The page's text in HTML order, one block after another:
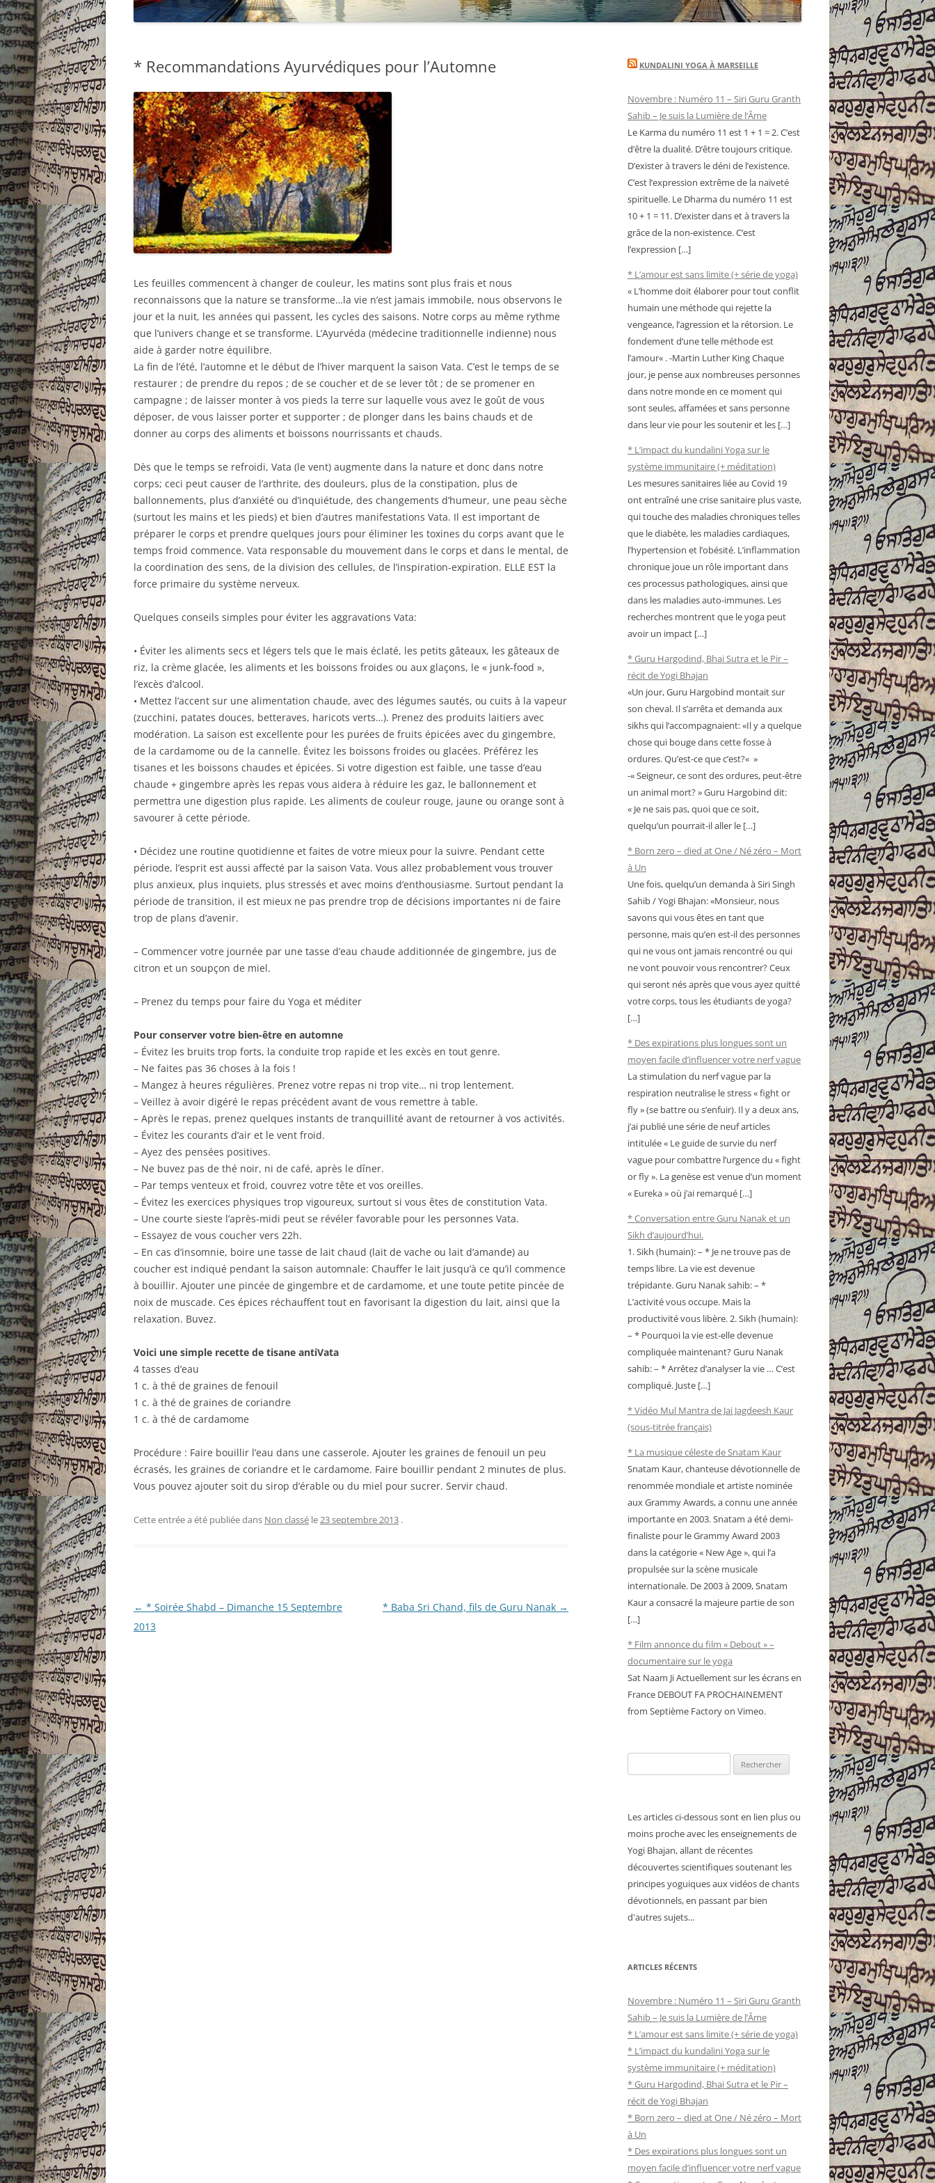
* Recommandations Ayurvédiques pour l’Automne
Les feuilles commencent à changer de couleur, les matins sont plus frais et nous
reconnaissons que la nature se transforme…la vie n’est jamais immobile, nous observons le
jour et la nuit, les années qui passent, les cycles des saisons. Notre corps au même rythme
que l’univers change et se transforme. L’Ayurvéda (médecine traditionnelle indienne) nous
aide à garder notre équilibre.
La fin de l’été, l’automne et le début de l’hiver marquent la saison Vata. C’est le temps de se
restaurer ; de prendre du repos ; de se coucher et de se lever tôt ; de se promener en
campagne ; de laisser monter à vos pieds la terre sur laquelle vous avez le goût de vous
déposer, de vous laisser porter et supporter ; de plonger dans les bains chauds et de
donner au corps des aliments et boissons nourrissants et chauds.
Dès que le temps se refroidi, Vata (le vent) augmente dans la nature et donc dans notre
corps; ceci peut causer de l’arthrite, des douleurs, plus de la constipation, plus de
ballonnements, plus d’anxiété ou d’inquiétude, des changements d’humeur, une peau sèche
(surtout les mains et les pieds) et bien d’autres manifestations Vata. Il est important de
préparer le corps et prendre quelques jours pour éliminer les toxines du corps avant que le
temps froid commence. Vata responsable du mouvement dans le corps et dans le mental, de
la coordination des sens, de la division des cellules, de l’inspiration-expiration. ELLE EST la
force primaire du système nerveux.
Quelques conseils simples pour éviter les aggravations Vata:
• Éviter les aliments secs et légers tels que le mais éclaté, les petits gâteaux, les gâteaux de
riz, la crème glacée, les aliments et les boissons froides ou aux glaçons, le « junk-food »,
l’excès d’alcool.
• Mettez l’accent sur une alimentation chaude, avec des légumes sautés, ou cuits à la vapeur
(zucchini, patates douces, betteraves, haricots verts…). Prenez des produits laitiers avec
modération. La saison est excellente pour les purées de fruits épicées avec du gingembre,
de la cardamome ou de la cannelle. Évitez les boissons froides ou glacées. Préférez les
tisanes et les boissons chaudes et épicées. Si votre digestion est faible, une tasse d’eau
chaude + gingembre après les repas vous aidera à réduire les gaz, le ballonnement et
permettra une digestion plus rapide. Les aliments de couleur rouge, jaune ou orange sont à
savourer à cette période.
• Décidez une routine quotidienne et faites de votre mieux pour la suivre. Pendant cette
période, l’esprit est aussi affecté par la saison Vata. Vous allez probablement vous trouver
plus anxieux, plus inquiets, plus stressés et avec moins d’enthousiasme. Surtout pendant la
période de transition, il est mieux ne pas prendre trop de décisions importantes ni de faire
trop de plans d’avenir.
– Commencer votre journée par une tasse d’eau chaude additionnée de gingembre, jus de
citron et un soupçon de miel.
– Prenez du temps pour faire du Yoga et méditer
Pour conserver votre bien-être en automne
– Évitez les bruits trop forts, la conduite trop rapide et les excès en tout genre.
– Ne faites pas 36 choses à la fois !
– Mangez à heures régulières. Prenez votre repas ni trop vite… ni trop lentement.
– Veillez à avoir digéré le repas précédent avant de vous remettre à table.
– Après le repas, prenez quelques instants de tranquillité avant de retourner à vos activités.
– Évitez les courants d’air et le vent froid.
– Ayez des pensées positives.
– Ne buvez pas de thé noir, ni de café, après le dîner.
– Par temps venteux et froid, couvrez votre tête et vos oreilles.
– Évitez les exercices physiques trop vigoureux, surtout si vous êtes de constitution Vata.
– Une courte sieste l’après-midi peut se révéler favorable pour les personnes Vata.
– Essayez de vous coucher vers 22h.
– En cas d’insomnie, boire une tasse de lait chaud (lait de vache ou lait d’amande) au
coucher est indiqué pendant la saison automnale: Chauffer le lait jusqu’à ce qu’il commence
à bouillir. Ajouter une pincée de gingembre et de cardamome, et une toute petite pincée de
noix de muscade. Ces épices réchauffent tout en favorisant la digestion du lait, ainsi que la
relaxation. Buvez.
Voici une simple recette de tisane antiVata
4 tasses d’eau
1 c. à thé de graines de fenouil
1 c. à thé de graines de coriandre
1 c. à thé de cardamome
Procédure : Faire bouillir l’eau dans une casserole. Ajouter les graines de fenouil un peu
écrasés, les graines de coriandre et le cardamome. Faire bouillir pendant 2 minutes de plus.
Vous pouvez ajouter soit du sirop d’érable ou du miel pour sucrer. Servir chaud.
Cette entrée a été publiée dans Non classé le23 septembre 2013 .
Navigation
des
← * Soirée Shabd – Dimanche 15 Septembre
2013
* Baba Sri Chand, fils de Guru Nanak →
KUNDALINI YOGA À MARSEILLE
Novembre : Numéro 11 – Siri Guru Granth
Sahib – Je suis la Lumière de l’Âme
Le Karma du numéro 11 est 1 + 1 = 2. C’est
d’être la dualité. D’être toujours critique.
D’exister à travers le déni de l’existence.
C’est l’expression extrême de la naïveté
spirituelle. Le Dharma du numéro 11 est
10 + 1 = 11. D’exister dans et à travers la
grâce de la non-existence. C’est
l’expression […]
* L’amour est sans limite (+ série de yoga)
« L’homme doit élaborer pour tout conflit
humain une méthode qui rejette la
vengeance, l’agression et la rétorsion. Le
fondement d’une telle méthode est
l’amour« . -Martin Luther King Chaque
jour, je pense aux nombreuses personnes
dans notre monde en ce moment qui
sont seules, affamées et sans personne
dans leur vie pour les soutenir et les […]
* L’impact du kundalini Yoga sur le
système immunitaire (+ méditation)
Les mesures sanitaires liée au Covid 19
ont entraîné une crise sanitaire plus vaste,
qui touche des maladies chroniques telles
que le diabète, les maladies cardiaques,
l’hypertension et l’obésité. L’inflammation
chronique joue un rôle important dans
ces processus pathologiques, ainsi que
dans les maladies auto-immunes. Les
recherches montrent que le yoga peut
avoir un impact […]
* Guru Hargodind, Bhai Sutra et le Pir –
récit de Yogi Bhajan
«Un jour, Guru Hargobind montait sur
son cheval. Il s’arrêta et demanda aux
sikhs qui l’accompagnaient: «Il y a quelque
chose qui bouge dans cette fosse à
ordures. Qu’est-ce que c’est?« »
-« Seigneur, ce sont des ordures, peut-être
un animal mort? » Guru Hargobind dit:
« Je ne sais pas, quoi que ce soit,
quelqu’un pourrait-il aller le […]
* Born zero – died at One / Né zéro – Mort
à Un
Une fois, quelqu’un demanda à Siri Singh
Sahib / Yogi Bhajan: «Monsieur, nous
savons qui vous êtes en tant que
personne, mais qu’en est-il des personnes
qui ne vous ont jamais rencontré ou qui
ne vont pouvoir vous rencontrer? Ceux
qui seront nés après que vous ayez quitté
votre corps, tous les étudiants de yoga?
[…]
* Des expirations plus longues sont un
moyen facile d’influencer votre nerf vague
La stimulation du nerf vague par la
respiration neutralise le stress « fight or
fly » (se battre ou s’enfuir). Il y a deux ans,
j’ai publié une série de neuf articles
intitulée « Le guide de survie du nerf
vague pour combattre l’urgence du « fight
or fly ». La genèse est venue d’un moment
« Eureka » où j’ai remarqué […]
* Conversation entre Guru Nanak et un
Sikh d’aujourd’hui.
1. Sikh (humain): – * Je ne trouve pas de
temps libre. La vie est devenue
trépidante. Guru Nanak sahib: – *
L’activité vous occupe. Mais la
productivité vous libère. 2. Sikh (humain):
– * Pourquoi la vie est-elle devenue
compliquée maintenant? Guru Nanak
sahib: – * Arrêtez d’analyser la vie … C’est
compliqué. Juste […]
* Vidéo Mul Mantra de Jai Jagdeesh Kaur
(sous-titrée français)
* La musique céleste de Snatam Kaur
Snatam Kaur, chanteuse dévotionnelle de
renommée mondiale et artiste nominée
aux Grammy Awards, a connu une année
importante en 2003. Snatam a été demi-
finaliste pour le Grammy Award 2003
dans la catégorie « New Age », qui l’a
propulsée sur la scène musicale
internationale. De 2003 à 2009, Snatam
Kaur a consacré la majeure partie de son
[…]
* Film annonce du film « Debout » –
documentaire sur le yoga
Sat Naam Ji Actuellement sur les écrans en
France DEBOUT FA PROCHAINEMENT
from Septième Factory on Vimeo.
Les articles ci-dessous sont en lien plus ou
moins proche avec les enseignements de
Yogi Bhajan, allant de récentes
découvertes scientifiques soutenant les
principes yoguiques aux vidéos de chants
dévotionnels, en passant par bien
d'autres sujets...
ARTICLES RÉCENTS
Novembre : Numéro 11 – Siri Guru Granth
Sahib – Je suis la Lumière de l’Âme
* L’amour est sans limite (+ série de yoga)
* L’impact du kundalini Yoga sur le
système immunitaire (+ méditation)
* Guru Hargodind, Bhai Sutra et le Pir –
récit de Yogi Bhajan
* Born zero – died at One / Né zéro – Mort
à Un
* Des expirations plus longues sont un
moyen facile d’influencer votre nerf vague